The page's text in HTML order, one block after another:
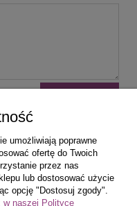
umożliwiają poprawne
ofertę do Twoich
przez nas
lub dostosować użycie
opcję "Dostosuj zgody".
w naszej Polityce